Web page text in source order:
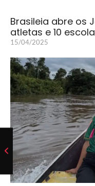
Brasileia abre os
atletas e 10
15/04/2025